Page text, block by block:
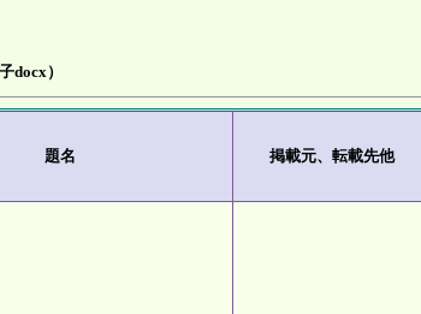
docx）
題名 掲載元、転載先他